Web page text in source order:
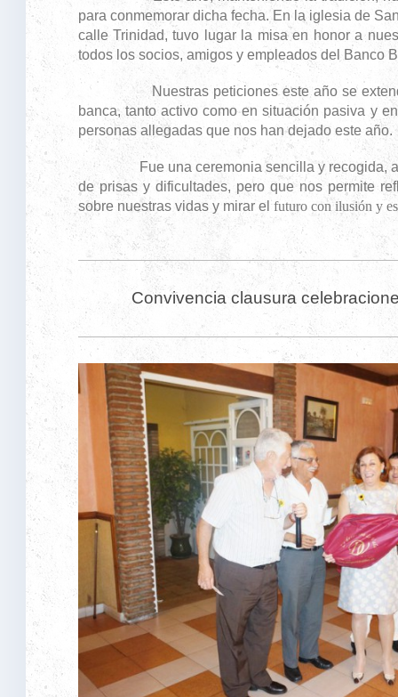
para conmemorar dicha fecha. En la iglesia de
calle Trinidad, tuvo lugar la misa en honor a
todos los socios, amigos y empleados del Banco
Nuestras peticiones este año se
banca, tanto activo como en situación pasiva y
personas allegadas que nos han dejado este año.
Fue una ceremonia sencilla y recogida,
de prisas y dificultades, pero que nos permite
sobre nuestras vidas y mirar el futuro con ilusión y
Convivencia clausura